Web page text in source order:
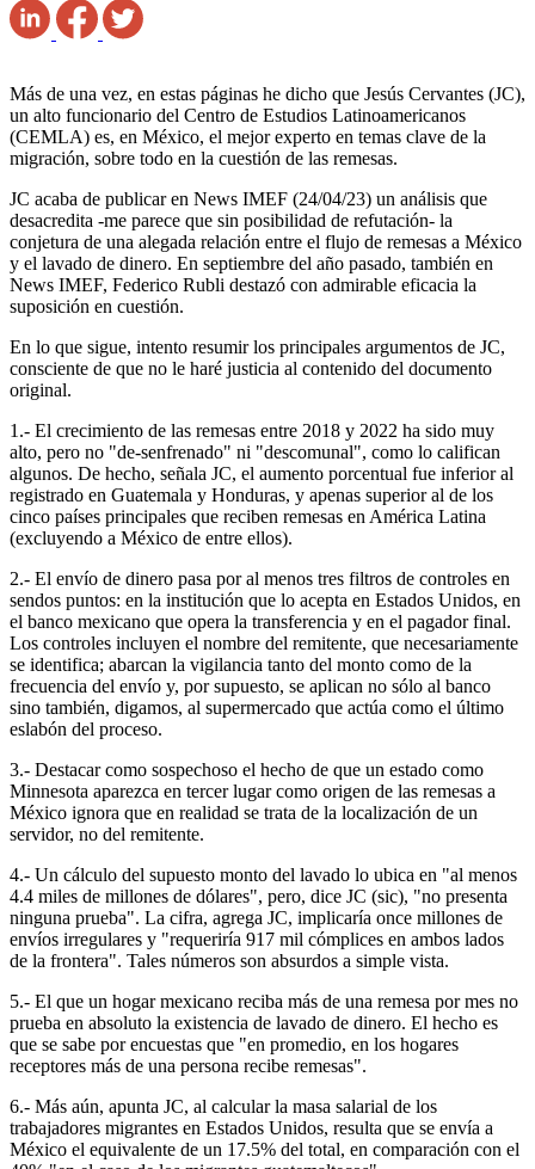
Más de una vez, en estas páginas he dicho que Jesús Cervantes (JC),
un alto funcionario del Centro de Estudios Latinoamericanos
(CEMLA) es, en México, el mejor experto en temas clave de la
migración, sobre todo en la cuestión de las remesas.
JC acaba de publicar en News IMEF (24/04/23) un análisis que
desacredita -me parece que sin posibilidad de refutación- la
conjetura de una alegada relación entre el flujo de remesas a México
y el lavado de dinero. En septiembre del año pasado, también en
News IMEF, Federico Rubli destazó con admirable eficacia la
suposición en cuestión.
En lo que sigue, intento resumir los principales argumentos de JC,
consciente de que no le haré justicia al contenido del documento
original.
1.- El crecimiento de las remesas entre 2018 y 2022 ha sido muy
alto, pero no "de-senfrenado" ni "descomunal", como lo califican
algunos. De hecho, señala JC, el aumento porcentual fue inferior al
registrado en Guatemala y Honduras, y apenas superior al de los
cinco países principales que reciben remesas en América Latina
(excluyendo a México de entre ellos).
2.- El envío de dinero pasa por al menos tres filtros de controles en
sendos puntos: en la institución que lo acepta en Estados Unidos, en
el banco mexicano que opera la transferencia y en el pagador final.
Los controles incluyen el nombre del remitente, que necesariamente
se identifica; abarcan la vigilancia tanto del monto como de la
frecuencia del envío y, por supuesto, se aplican no sólo al banco
sino también, digamos, al supermercado que actúa como el último
eslabón del proceso.
3.- Destacar como sospechoso el hecho de que un estado como
Minnesota aparezca en tercer lugar como origen de las remesas a
México ignora que en realidad se trata de la localización de un
servidor, no del remitente.
4.- Un cálculo del supuesto monto del lavado lo ubica en "al menos
4.4 miles de millones de dólares", pero, dice JC (sic), "no presenta
ninguna prueba". La cifra, agrega JC, implicaría once millones de
envíos irregulares y "requeriría 917 mil cómplices en ambos lados
de la frontera". Tales números son absurdos a simple vista.
5.- El que un hogar mexicano reciba más de una remesa por mes no
prueba en absoluto la existencia de lavado de dinero. El hecho es
que se sabe por encuestas que "en promedio, en los hogares
receptores más de una persona recibe remesas".
6.- Más aún, apunta JC, al calcular la masa salarial de los
trabajadores migrantes en Estados Unidos, resulta que se envía a
México el equivalente de un 17.5% del total, en comparación con el